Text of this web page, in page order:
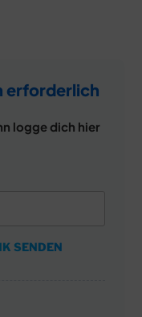
erforderlich
logge dich hier
SENDEN